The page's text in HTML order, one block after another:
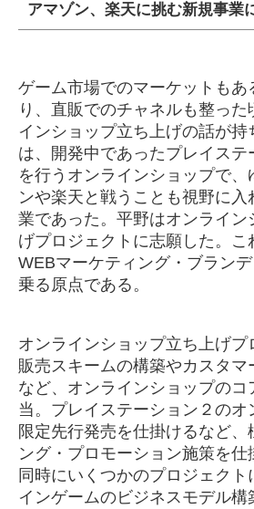
アマゾン、楽天に挑む新規事業
ゲーム市場でのマーケットもあ
り、直販でのチャネルも整った
インショップ立ち上げの話が持
は、開発中であったプレイステ
を行うオンラインショップで
ンや楽天と戦うことも視野に
業であった。平野はオンライン
げプロジェクトに志願した。こ
WEBマーケティング・ブラン
乗る原点である。
オンラインショップ立ち上げプ
販売スキームの構築やカスタマ
など、オンラインショップのコ
当。プレイステーション２のオ
限定先行発売を仕掛けるなど、
ング・プロモーション施策を仕
同時にいくつかのプロジェクト
インゲームのビジネスモデル構